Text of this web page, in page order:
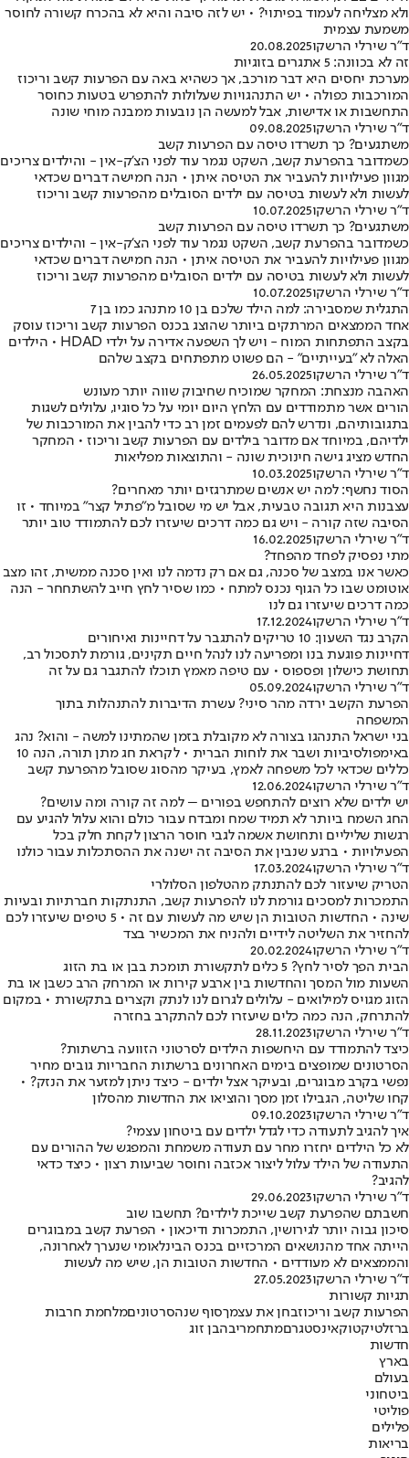
ולא מצליחה לעמוד בפיתוי? • יש לזה סיבה והיא לא בהכרח קשורה לחוסר
משמעת עצמית
ד"ר שירלי הרשקו20.08.2025
זה לא בכוונה: 5 אתגרים בזוגיות
מערכת יחסים היא דבר מורכב, אך כשהיא באה עם הפרעות קשב וריכוז
המורכבות כפולה • יש התנהגויות שעלולות להתפרש בטעות כחוסר
התחשבות או אדישות, אבל למעשה הן נובעות ממבנה מוחי שונה
ד"ר שירלי הרשקו09.08.2025
משתגעים? כך תשרדו טיסה עם הפרעות קשב
כשמדובר בהפרעת קשב, השקט נגמר עוד לפני הצ'ק-אין - והילדים צריכים
מגוון פעילויות להעביר את הטיסה איתן • הנה חמישה דברים שכדאי
לעשות ולא לעשות בטיסה עם ילדים הסובלים מהפרעות קשב וריכוז
ד"ר שירלי הרשקו10.07.2025
משתגעים? כך תשרדו טיסה עם הפרעות קשב
כשמדובר בהפרעת קשב, השקט נגמר עוד לפני הצ'ק-אין - והילדים צריכים
מגוון פעילויות להעביר את הטיסה איתן • הנה חמישה דברים שכדאי
לעשות ולא לעשות בטיסה עם ילדים הסובלים מהפרעות קשב וריכוז
ד"ר שירלי הרשקו10.07.2025
התגלית שמסבירה: למה הילד שלכם בן 10 מתנהג כמו בן 7
אחד הממצאים המרתקים ביותר שהוצג בכנס הפרעות קשב וריכוז עוסק
בקצב התפתחות המוח - ויש לך השפעה אדירה על ילדי HDAD • הילדים
האלה לא "בעייתיים" - הם פשוט מתפתחים בקצב שלהם
ד"ר שירלי הרשקו26.05.2025
האהבה מנצחת: המחקר שמוכיח שחיבוק שווה יותר מעונש
הורים אשר מתמודדים עם הלחץ היום יומי על כל סוגיו, עלולים לשגות
בתגובותיהם, ונדרש להם לפעמים זמן רב כדי להבין את המורכבות של
ילדיהם, במיוחד אם מדובר בילדים עם הפרעות קשב וריכוז • המחקר
החדש מציג גישה חינוכית שונה - והתוצאות מפליאות
ד"ר שירלי הרשקו10.03.2025
הסוד נחשף: למה יש אנשים שמתרגזים יותר מאחרים?
עצבנות היא תגובה טבעית, אבל יש מי שסובל מ"פתיל קצר" במיוחד • זו
הסיבה שזה קורה - ויש גם כמה דרכים שיעזרו לכם להתמודד טוב יותר
ד"ר שירלי הרשקו16.02.2025
מתי נפסיק לפחד מהפחד?
כאשר אנו במצב של סכנה, גם אם רק נדמה לנו ואין סכנה ממשית, זהו מצב
אוטומט שבו כל הגוף נכנס למתח • כמו שסיר לחץ חייב להשתחחר - הנה
כמה דרכים שיעזרו גם לנו
ד"ר שירלי הרשקו17.12.2024
הקרב נגד השעון: 10 טריקים להתגבר על דחיינות ואיחורים
דחיינות פוגעת בנו ומפריעה לנו לנהל חיים תקינים, גורמת לתסכול רב,
תחושת כישלון ופספוס • עם טיפה מאמץ תוכלו להתגבר גם על זה
ד"ר שירלי הרשקו05.09.2024
הפרעת הקשב ירדה מהר סיני? עשרת הדיברות להתנהלות בתוך
המשפחה
בני ישראל התנהגו בצורה לא מקובלת בזמן שהמתינו למשה - והוא? נהג
באימפולסיביות ושבר את לוחות הברית • לקראת חג מתן תורה, הנה 10
כללים שכדאי לכל משפחה לאמץ, בעיקר מהסוג שסובל מהפרעת קשב
ד"ר שירלי הרשקו12.06.2024
יש ילדים שלא רוצים להתחפש בפורים – למה זה קורה ומה עושים?
החג השמח ביותר לא תמיד שמח ומבדח עבור כולם והוא עלול להגיע עם
רגשות שליליים ותחושת אשמה לגבי חוסר הרצון לקחת חלק בכל
הפעילויות • ברגע שנבין את הסיבה זה ישנה את ההסתכלות עבור כולנו
ד"ר שירלי הרשקו17.03.2024
הטריק שיעזור לכם להתנתק מהטלפון הסלולרי
התמכרות למסכים גורמת לנו להפרעות קשב, התנתקות חברתיות ובעיות
שינה • החדשות הטובות הן שיש מה לעשות עם זה • 5 טיפים שיעזרו לכם
להחזיר את השליטה לידיים ולהניח את המכשיר בצד
ד"ר שירלי הרשקו20.02.2024
הבית הפך לסיר לחץ? 5 כלים לתקשורת תומכת בבן או בת הזוג
השעות מול המסך והחדשות בין ארבע קירות או המרחק הרב כשבן או בת
הזוג מגויס למילואים - עלולים לגרום לנו לנתק וקצרים בתקשורת • במקום
להתרחק, הנה כמה כלים שיעזרו לכם להתקרב בחזרה
ד"ר שירלי הרשקו28.11.2023
כיצד להתמודד עם היחשפות הילדים לסרטוני הזוועה ברשתות?
הסרטונים שמופצים בימים האחרונים ברשתות החבריות גובים מחיר
נפשי בקרב מבוגרים, ובעיקר אצל ילדים - כיצד ניתן למזער את הנזק? •
קחו שליטה, הגבילו זמן מסך והוציאו את החדשות מהסלון
ד"ר שירלי הרשקו09.10.2023
איך להגיב לתעודה כדי לגדל ילדים עם ביטחון עצמי?
לא כל הילדים יחזרו מחר עם תעודה משמחת והמפגש של ההורים עם
התעודה של הילד עלול ליצור אכזבה וחוסר שביעות רצון • כיצד כדאי
להגיב?
ד"ר שירלי הרשקו29.06.2023
חשבתם שהפרעת קשב שייכת לילדים? תחשבו שוב
סיכון גבוה יותר לגירושין, התמכרות ודיכאון • הפרעת קשב במבוגרים
הייתה אחד מהנושאים המרכזיים בכנס הבינלאומי שנערך לאחרונה,
והממצאים לא מעודדים • החדשות הטובות הן, שיש מה לעשות
ד"ר שירלי הרשקו27.05.2023
תגיות קשורות
הפרעות קשב וריכוזבחן את עצמךסוף שנהסרטוניםמלחמת חרבות
ברזלטיקטוקאינסטגרםמתחמריבהבן זוג
חדשות
בארץ
בעולם
ביטחוני
פוליטי
פלילים
בריאות